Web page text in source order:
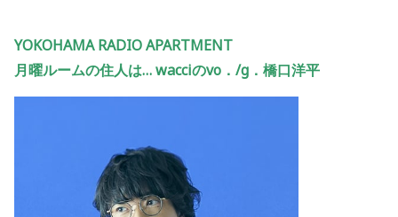
YOKOHAMA RADIO APARTMENT
月曜ルームの住人は… wacciのvo．/g．橋口洋平